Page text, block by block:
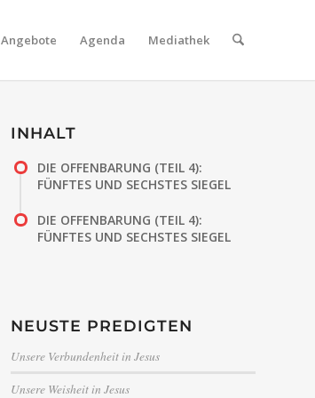
Angebote Agenda Mediathek
INHALT
DIE OFFENBARUNG (TEIL 4):
FÜNFTES UND SECHSTES SIEGEL
DIE OFFENBARUNG (TEIL 4):
FÜNFTES UND SECHSTES SIEGEL
NEUSTE PREDIGTEN
Unsere Verbundenheit in Jesus
Unsere Weisheit in Jesus